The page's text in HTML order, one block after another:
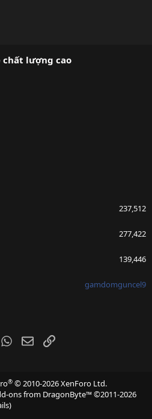
chất lượng cao
237,512
277,422
139,446
gamdomguncel9
WhatsApp
EmailLink
® © 2010-2026 XenForo Ltd.
ons from DragonByte™©2011-2026
)